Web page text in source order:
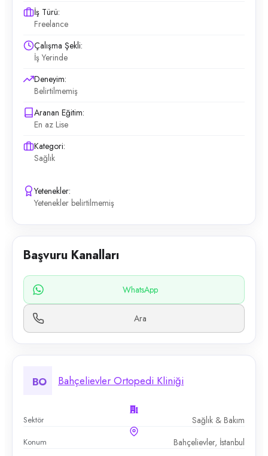
İş Türü:
Freelance
Çalışma Şekli:
İş Yerinde
Deneyim:
Belirtilmemiş
Aranan Eğitim:
En az Lise
Kategori:
Sağlık
Yetenekler:
Yetenekler belirtilmemiş
Başvuru Kanalları
WhatsApp
Ara
BO Bahçelievler Ortopedi Kliniği
Sektör Sağlık & Bakım
Konum Bahçelievler, İstanbul